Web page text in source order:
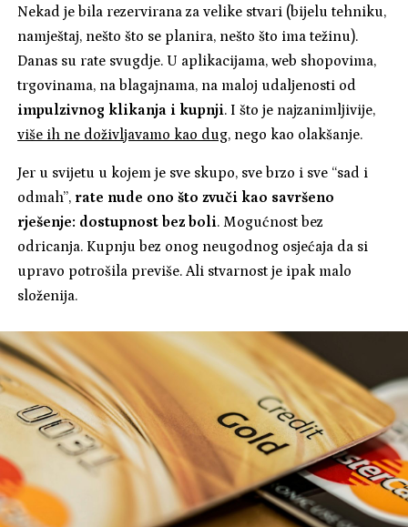
Nekad je bila rezervirana za velike stvari (bijelu tehniku,
namještaj, nešto što se planira, nešto što ima težinu).
Danas su rate svugdje. U aplikacijama, web shopovima,
trgovinama, na blagajnama, na maloj udaljenosti od
impulzivnog klikanja i kupnji. I što je najzanimljivije,
više ih ne doživljavamo kao dug, nego kao olakšanje.
Jer u svijetu u kojem je sve skupo, sve brzo i sve “sad i
odmah”, rate nude ono što zvuči kao savršeno
rješenje: dostupnost bez boli. Mogućnost bez
odricanja. Kupnju bez onog neugodnog osjećaja da si
upravo potrošila previše. Ali stvarnost je ipak malo
složenija.